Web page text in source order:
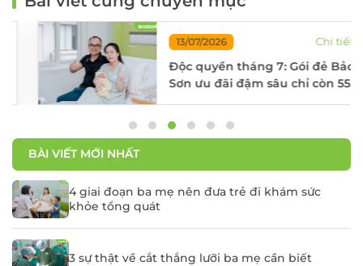
ĐĂNG KÝ KHÁM
13/07/2026
Độc quyền tháng 7: Gói đẻ Bảo
Sơn ưu đãi đậm sâu chỉ còn 55%
chi phí
Chi tiết
BÀI VIẾT MỚI NHẤT
4 giai đoạn ba mẹ nên đưa trẻ đi khám sức
khỏe tổng quát
3 sự thật về cắt thắng lưỡi ba mẹ cần biết